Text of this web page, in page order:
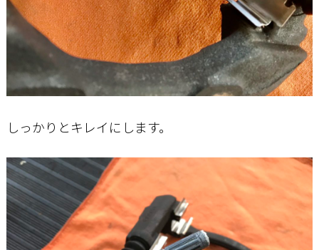
しっかりとキレイにします。